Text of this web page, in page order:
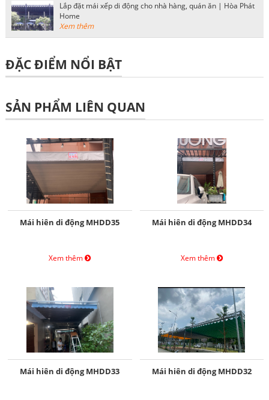
Lắp đặt mái xếp di động cho nhà hàng, quán ăn | Hòa Phát
Home
Xem thêm
ĐẶC ĐIỂM NỔI BẬT
SẢN PHẨM LIÊN QUAN
Mái hiên di động MHDD35
Xem thêm
Mái hiên di động MHDD34
Xem thêm
Mái hiên di động MHDD33 Mái hiên di động MHDD32